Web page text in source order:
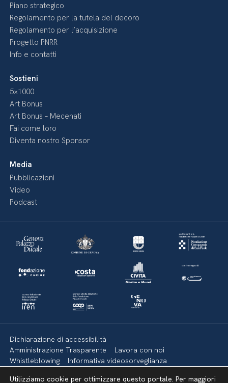
Piano strategico
Regolamento per la tutela del decoro
Regolamento per l’acquisizione
Progetto PNRR
Info e contatti
Sostieni
5×1000
Art Bonus
Art Bonus – Mecenati
Fai come loro
Diventa nostro Sponsor
Media
Pubblicazioni
Video
Podcast
Dichiarazione di accessibilità
Amministrazione Trasparente
Lavora con noi
Whistleblowing
Informativa videosorveglianza
Utilizziamo cookie per ottimizzare questo portale. Per maggiori